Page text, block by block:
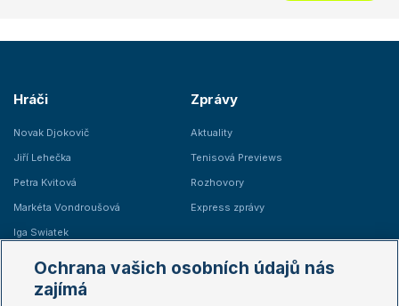
Hráči
Novak Djokovič
Jiří Lehečka
Petra Kvitová
Markéta Vondroušová
Iga Swiatek
Zprávy
Aktuality
Tenisová Previews
Rozhovory
Express zprávy
Žebříčky
Ochrana vašich osobních údajů nás
zajímá